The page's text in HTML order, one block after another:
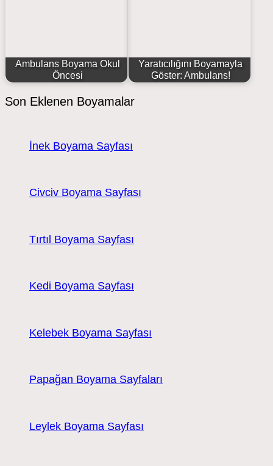
Ambulans Boyama Okul
Öncesi
Yaratıcılığını Boyamayla
Göster: Ambulans!
Son Eklenen Boyamalar
İnek Boyama Sayfası
Civciv Boyama Sayfası
Tırtıl Boyama Sayfası
Kedi Boyama Sayfası
Kelebek Boyama Sayfası
Papağan Boyama Sayfaları
Leylek Boyama Sayfası